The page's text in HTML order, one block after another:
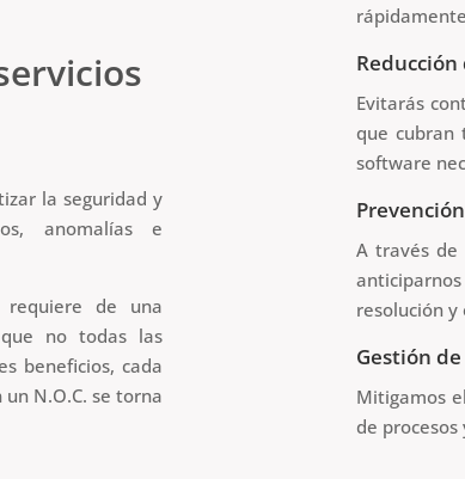
la seguridad y
anomalías e
requiere de una
no todas las
beneficios, cada
N.O.C. se torna
Reducción
Evitarás
que cubran
software
Prevención
A través de
resolución
Gestión
Mitigamos
de